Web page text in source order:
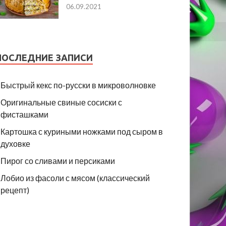
06.09.2021
ЗАПИСИ
Быстрый кекс по-русски в микроволновке
Оригинальные свиные сосиски с
фисташками
Картошка с куриными ножками под сыром в
духовке
Пирог со сливами и персиками
Лобио из фасоли с мясом (классический
рецепт)